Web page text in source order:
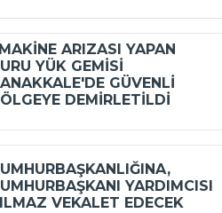
ARIZASI YAPAN
YÜK GEMISI
GÜVENLI
DEMIRLETILDI
YARDIMCISI
VEKALET EDECEK